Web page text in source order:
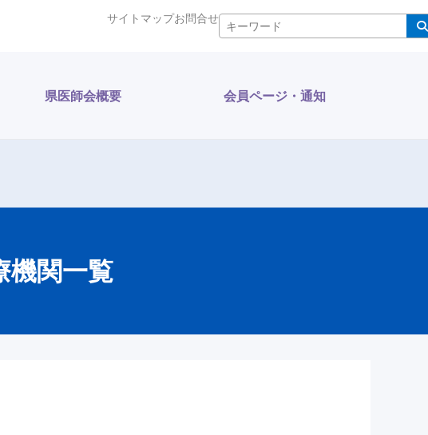
サイトマップお問合せ
検索
県医師会概要 会員ページ・通知
機関一覧